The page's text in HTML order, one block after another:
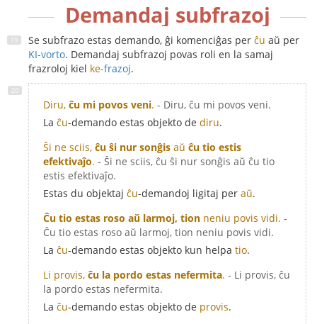
Demandaj subfrazoj
Se subfrazo estas demando, ĝi komenciĝas per ĉu aŭ per
KI-vorto. Demandaj subfrazoj povas roli en la samaj
frazroloj kiel ke-frazoj.
Diru, ĉu mi povos veni. - Diru, ĉu mi povos veni.
La ĉu-demando estas objekto de diru.
Ŝi ne sciis, ĉu ŝi nur sonĝis aŭ ĉu tio estis
efektivaĵo. - Ŝi ne sciis, ĉu ŝi nur sonĝis aŭ ĉu tio
estis efektivaĵo.
Estas du objektaj ĉu-demandoj ligitaj per aŭ.
Ĉu tio estas roso aŭ larmoj, tion neniu povis vidi. -
Ĉu tio estas roso aŭ larmoj, tion neniu povis vidi.
La ĉu-demando estas objekto kun helpa tio.
Li provis, ĉu la pordo estas nefermita. - Li provis, ĉu
la pordo estas nefermita.
La ĉu-demando estas objekto de provis.